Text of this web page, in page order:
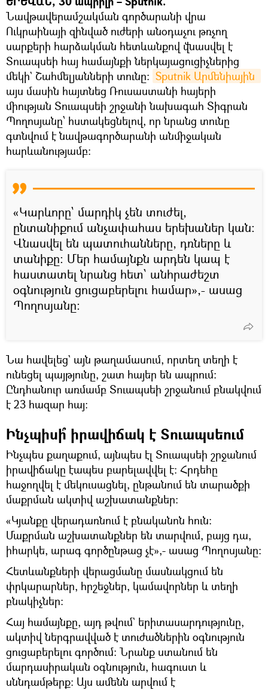
Նավթավերամշակման գործարանի վրա
Ուկրաինայի զինված ուժերի անօդաչու թռչող
սարքերի հարձակման հետևանքով վնասվել է
Տուապսեի հայ համայնքի ներկայացուցիչներից
մեկի` Շահմելյանների տունը:
այս մասին հայտնեց Ռուսաստանի հայերի
միության Տուապսեի շրջանի նախագահ Տիգրան
Պողոսյանը՝ հստակեցնելով, որ նրանց տունը
գտնվում է նավթագործարանի անմիջական
հարևանությամբ:
«Կարևորը` մարդիկ չեն տուժել,
ընտանիքում անչափահաս երեխաներ կան։
Վնասվել են պատուհանները, դռները և
տանիքը։ Մեր համայնքն արդեն կապ է
հաստատել նրանց հետ՝ անհրաժեշտ
օգնություն ցուցաբերելու համար»,- ասաց
Պողոսյանը։
Նա հավելեց` այն թաղամասում, որտեղ տեղի է
ունեցել պայթյունը, շատ հայեր են ապրում։
Ընդհանուր առմամբ Տուապսեի շրջանում բնակվում
է 23 հազար հայ։
Ինչպիսի՞ իրավիճակ է Տուապսեում
Ինչպես քաղաքում, այնպես էլ Տուապսեի շրջանում
իրավիճակը էապես բարելավվել է: Հրդեհը
հաջողվել է մեկուսացնել, ընթանում են տարածքի
մաքրման ակտիվ աշխատանքներ:
«Կյանքը վերադառնում է բնականոն հուն:
Մաքրման աշխատանքներ են տարվում, բայց դա,
իհարկե, արագ գործընթաց չէ»,- ասաց Պողոսյանը։
Հետևանքների վերացմանը մասնակցում են
փրկարարներ, հրշեջներ, կամավորներ և տեղի
բնակիչներ:
Հայ համայնքը, այդ թվում` երիտասարդությունը,
ակտիվ ներգրավված է տուժածներին օգնություն
ցուցաբերելու գործում: Նրանք ստանում են
մարդասիրական օգնություն, հագուստ և
սննդամթերք: Այս ամենն արվում է